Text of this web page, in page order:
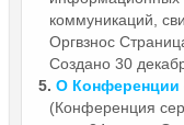
коммуникаций,
Оргвзнос
Создано 30
5. О Конференции
(Конференция